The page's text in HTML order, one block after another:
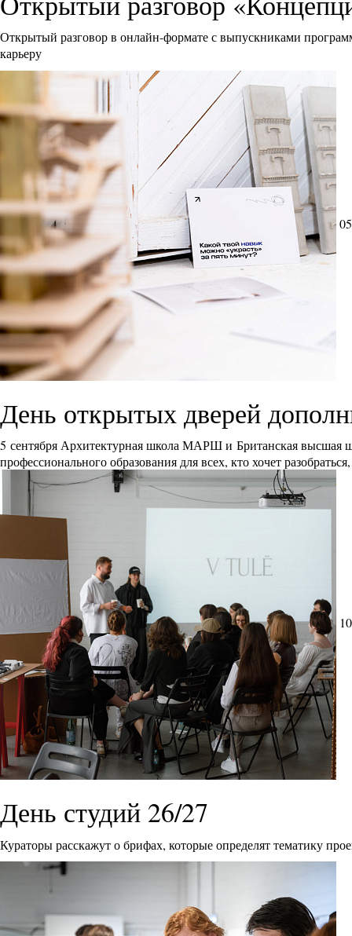
Открытый разговор в онлайн-формате с выпускниками
карьеру
День открытых дверей
5 сентября Архитектурная школа МАРШ и Британская высшая
профессионального образования для всех, кто хочет
День студий 26/27
Кураторы расскажут о брифах, которые определят тематику